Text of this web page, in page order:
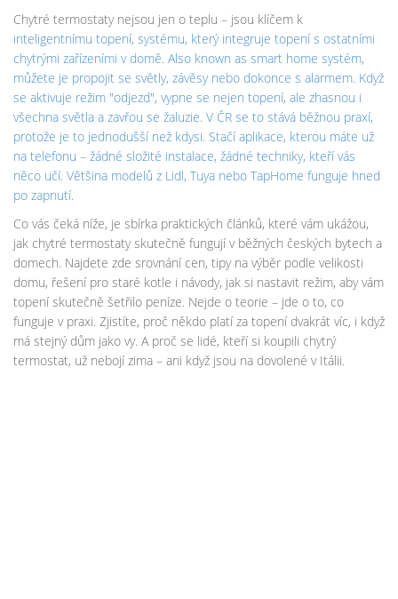
Chytré termostaty nejsou jen o teplu – jsou klíčem k
inteligentnímu topení, systému, který integruje topení s ostatními
chytrými zařízeními v domě. Also known as smart home systém,
můžete je propojit se světly, závěsy nebo dokonce s alarmem. Když
se aktivuje režim "odjezd", vypne se nejen topení, ale zhasnou i
všechna světla a zavřou se žaluzie. V ČR se to stává běžnou praxí,
protože je to jednodušší než kdysi. Stačí aplikace, kterou máte už
na telefonu – žádné složité instalace, žádné techniky, kteří vás
něco učí. Většina modelů z Lidl, Tuya nebo TapHome funguje hned
po zapnutí.
Co vás čeká níže, je sbírka praktických článků, které vám ukážou,
jak chytré termostaty skutečně fungují v běžných českých bytech a
domech. Najdete zde srovnání cen, tipy na výběr podle velikosti
domu, řešení pro staré kotle i návody, jak si nastavit režim, aby vám
topení skutečně šetřilo peníze. Nejde o teorie – jde o to, co
funguje v praxi. Zjistíte, proč někdo platí za topení dvakrát víc, i když
má stejný dům jako vy. A proč se lidé, kteří si koupili chytrý
termostat, už nebojí zima – ani když jsou na dovolené v Itálii.